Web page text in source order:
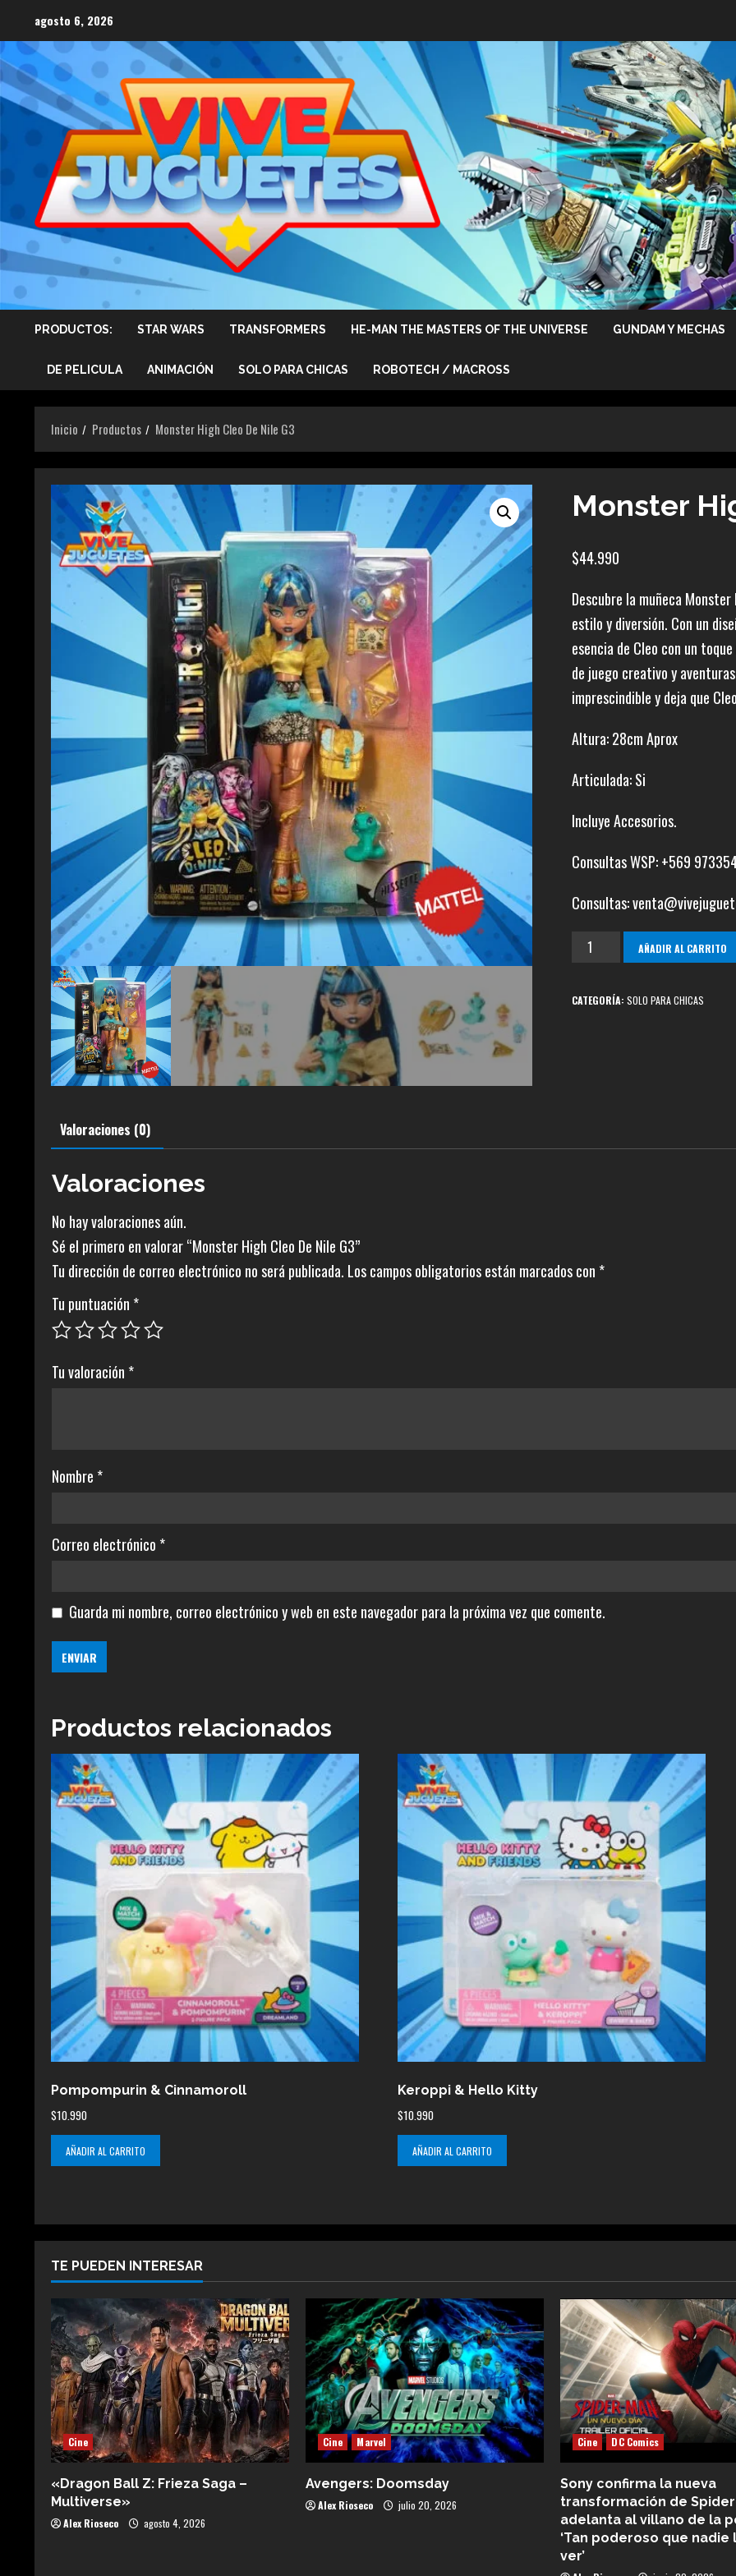
contenido
agosto 6, 2026
PRODUCTOS: STAR WARS TRANSFORMERS HE-MAN THE MASTERS OF THE UNIVERSE GUNDAM Y MECHAS
DE PELICULA ANIMACIÓN SOLO PARA CHICAS ROBOTECH / MACROSS
Inicio Productos Monster High Cleo De Nile G3
Monster
$44.990
Descubre la muñeca
estilo y diversión. Con un
esencia de Cleo con un
de juego creativo y
imprescindible y deja que
Altura: 28cm Aprox
Articulada: Si
Incluye Accesorios.
Consultas WSP: +569
Consultas:
Monster
Cleo
AÑADIR AL CARRITO
CATEGORÍA:SOLO PARA CHICAS
Valoraciones (0)
Valoraciones
No hay valoraciones aún.
Sé el primero en valorar “Monster High Cleo De Nile G3”
Tu dirección de correo electrónico no será publicada. Los campos obligatorios están marcados con *
Tu puntuación *
Tu valoración *
Nombre *
Correo electrónico *
Guarda mi nombre, correo electrónico y web en este navegador para la próxima vez que comente.
Productos relacionados
Pompompurin & Cinnamoroll
$10.990
AÑADIR AL CARRITO
Keroppi & Hello Kitty
$10.990
AÑADIR AL CARRITO
TE PUEDEN INTERESAR
Cine
«Dragon Ball Z: Frieza Saga –
Multiverse»
Alex Rioseco agosto 4, 2026
Cine Marvel
Avengers: Doomsday
Alex Rioseco julio 20, 2026
Cine DC Comics
Sony confirma la nueva
transformación de
adelanta al villano de la
‘Tan poderoso que nadie
ver’